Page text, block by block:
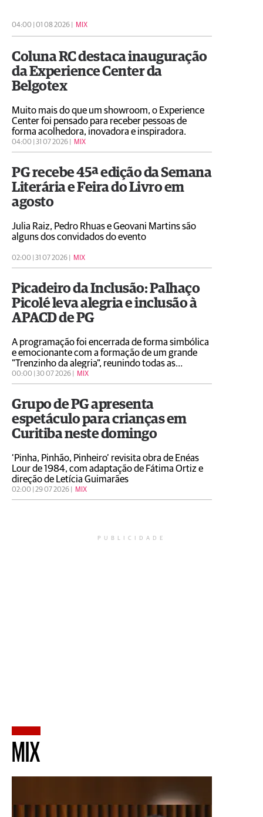
04:00 | 01 08 2026 | MIX
Coluna RC destaca inauguração
da Experience Center da
Belgotex
Muito mais do que um showroom, o Experience
Center foi pensado para receber pessoas de
forma acolhedora, inovadora e inspiradora.
04:00 | 31 07 2026 | MIX
PG recebe 45ª edição da Semana
Literária e Feira do Livro em
agosto
Julia Raiz, Pedro Rhuas e Geovani Martins são
alguns dos convidados do evento
02:00 | 31 07 2026 | MIX
Picadeiro da Inclusão: Palhaço
Picolé leva alegria e inclusão à
APACD de PG
A programação foi encerrada de forma simbólica
e emocionante com a formação de um grande
"Trenzinho da alegria", reunindo todas as
crianças, colaboradores e o artista em uma
celebração coletiva da amizade, do respeito às
00:00 | 30 07 2026 | MIX
Grupo de PG apresenta
espetáculo para crianças em
Curitiba neste domingo
‘Pinha, Pinhão, Pinheiro’ revisita obra de Enéas
Lour de 1984, com adaptação de Fátima Ortiz e
direção de Letícia Guimarães
02:00 | 29 07 2026 | MIX
PUBLICIDADE
MIX